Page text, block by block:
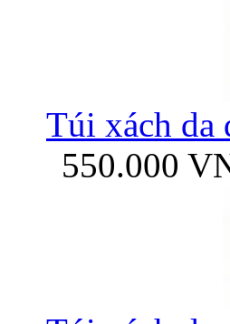
Túi xách da
550.000